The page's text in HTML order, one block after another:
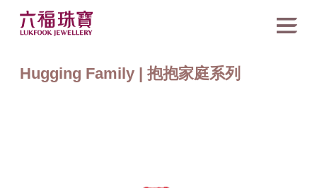
Hugging Family | 抱抱家庭系列